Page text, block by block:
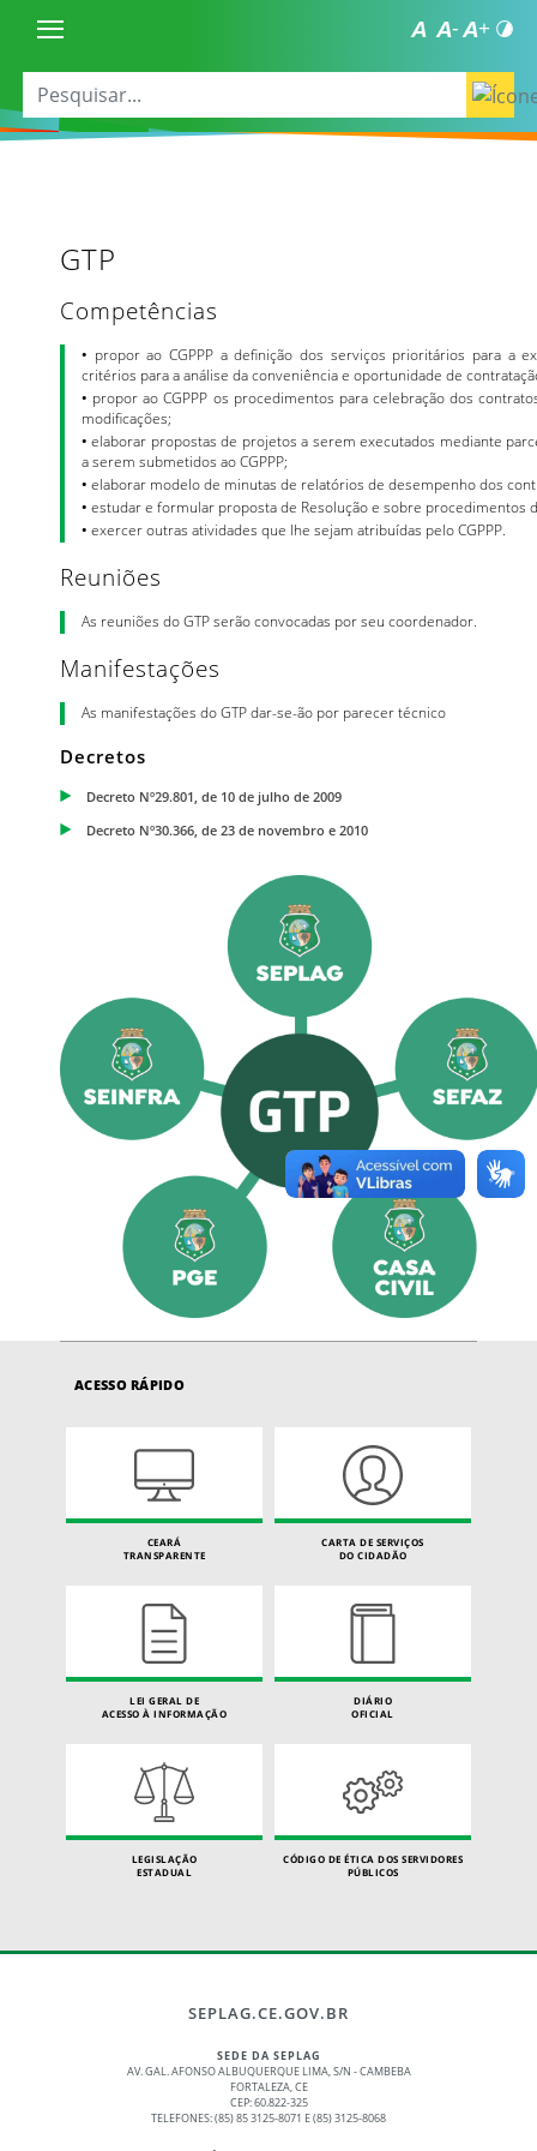
GTP
Competências
• propor ao CGPPP a definição dos serviços prioritários para a
critérios para a análise da conveniência e oportunidade de
• propor ao CGPPP os procedimentos para celebração dos
modificações;
• elaborar propostas de projetos a serem executados mediante
a serem submetidos ao CGPPP;
• elaborar modelo de minutas de relatórios de desempenho dos
• estudar e formular proposta de Resolução e sobre procedimentos
• exercer outras atividades que lhe sejam atribuídas pelo CGPPP.
Reuniões
As reuniões do GTP serão convocadas por seu coordenador.
Manifestações
As manifestações do GTP dar-se-ão por parecer técnico
Decretos
Decreto Nº29.801, de 10 de julho de 2009
Decreto Nº30.366, de 23 de novembro e 2010
ACESSO RÁPIDO
CEARÁ
TRANSPARENTE
CARTA DE SERVIÇOS
DO CIDADÃO
LEI GERAL DE
ACESSO À INFORMAÇÃO
DIÁRIO
OFICIAL
LEGISLAÇÃO
ESTADUAL
CÓDIGO DE ÉTICA DOS SERVIDORES
PÚBLICOS
SEPLAG.CE.GOV.BR
SEDE DA SEPLAG
AV. GAL. AFONSO ALBUQUERQUE LIMA, S/N - CAMBEBA
FORTALEZA, CE
CEP: 60.822-325
TELEFONES: (85) 85 3125-8071 E (85) 3125-8068